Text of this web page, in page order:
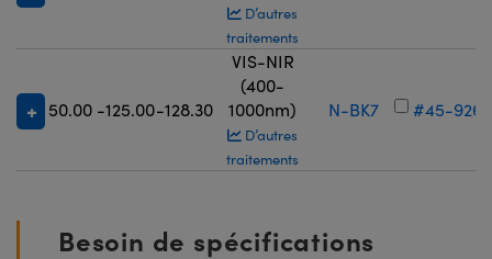
D’autres
traitements
50.00 -125.00-128.30
VIS-NIR
(400-
1000nm)
D’autres
traitements
N-BK7 #45-926
Besoin de spécifications